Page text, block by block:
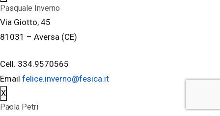
Pasquale Inverno
Via Giotto, 45
81031 – Aversa (CE)
Cell. 334.9570565
Email felice.inverno@fesica.it
X
Paola Petri